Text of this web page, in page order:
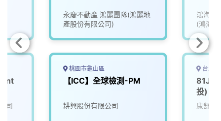
司
永慶不動產 鴻麗團隊(鴻麗地
產股份有限公司)
桃園市龜山區
【ICC】全球檢測-PM
耕興股份有限公司
鴻海精
(鴻海)
台北
81J5-
投)
康舒科